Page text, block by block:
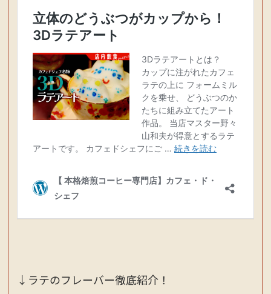
↓ラテのフレーバー徹底紹介！